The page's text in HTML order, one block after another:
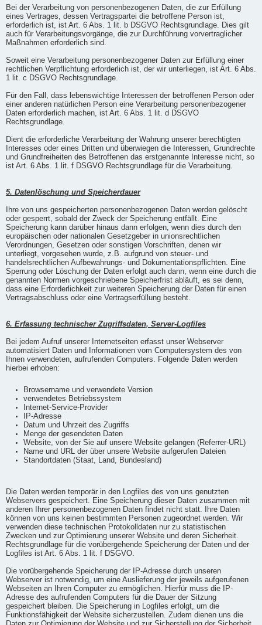
Bei der Verarbeitung von personenbezogenen Daten, die zur Erfüllung
eines Vertrages, dessen Vertragspartei die betroffene Person ist,
erforderlich ist, ist Art. 6 Abs. 1 lit. b DSGVO Rechtsgrundlage. Dies gilt
auch für Verarbeitungsvorgänge, die zur Durchführung vorvertraglicher
Maßnahmen erforderlich sind.
Soweit eine Verarbeitung personenbezogener Daten zur Erfüllung einer
rechtlichen Verpflichtung erforderlich ist, der wir unterliegen, ist Art. 6 Abs.
1 lit. c DSGVO Rechtsgrundlage.
Für den Fall, dass lebenswichtige Interessen der betroffenen Person oder
einer anderen natürlichen Person eine Verarbeitung personenbezogener
Daten erforderlich machen, ist Art. 6 Abs. 1 lit. d DSGVO
Rechtsgrundlage.
Dient die erforderliche Verarbeitung der Wahrung unserer berechtigten
Interesses oder eines Dritten und überwiegen die Interessen, Grundrechte
und Grundfreiheiten des Betroffenen das erstgenannte Interesse nicht, so
ist Art. 6 Abs. 1 lit. f DSGVO Rechtsgrundlage für die Verarbeitung.
5. Datenlöschung und Speicherdauer
Ihre von uns gespeicherten personenbezogenen Daten werden gelöscht
oder gesperrt, sobald der Zweck der Speicherung entfällt. Eine
Speicherung kann darüber hinaus dann erfolgen, wenn dies durch den
europäischen oder nationalen Gesetzgeber in unionsrechtlichen
Verordnungen, Gesetzen oder sonstigen Vorschriften, denen wir
unterliegt, vorgesehen wurde, z.B. aufgrund von steuer- und
handelsrechtlichen Aufbewahrungs- und Dokumentationspflichten. Eine
Sperrung oder Löschung der Daten erfolgt auch dann, wenn eine durch die
genannten Normen vorgeschriebene Speicherfrist abläuft, es sei denn,
dass eine Erforderlichkeit zur weiteren Speicherung der Daten für einen
Vertragsabschluss oder eine Vertragserfüllung besteht.
6. Erfassung technischer Zugriffsdaten, Server-Logfiles
Bei jedem Aufruf unserer Internetseiten erfasst unser Webserver
automatisiert Daten und Informationen vom Computersystem des von
Ihnen verwendeten, aufrufenden Computers. Folgende Daten werden
hierbei erhoben:
Browsername und verwendete Version
verwendetes Betriebssystem
Internet-Service-Provider
IP-Adresse
Datum und Uhrzeit des Zugriffs
Menge der gesendeten Daten
Website, von der Sie auf unsere Website gelangen (Referrer-URL)
Name und URL der über unsere Website aufgerufen Dateien
Standortdaten (Staat, Land, Bundesland)
Die Daten werden temporär in den Logfiles des von uns genutzten
Webservers gespeichert. Eine Speicherung dieser Daten zusammen mit
anderen Ihrer personenbezogenen Daten findet nicht statt. Ihre Daten
können von uns keinen bestimmten Personen zugeordnet werden. Wir
verwenden diese technischen Protokolldaten nur zu statistischen
Zwecken und zur Optimierung unserer Website und deren Sicherheit.
Rechtsgrundlage für die vorübergehende Speicherung der Daten und der
Logfiles ist Art. 6 Abs. 1 lit. f DSGVO.
Die vorübergehende Speicherung der IP-Adresse durch unseren
Webserver ist notwendig, um eine Auslieferung der jeweils aufgerufenen
Webseiten an Ihren Computer zu ermöglichen. Hierfür muss die IP-
Adresse des aufrufenden Computers für die Dauer der Sitzung
gespeichert bleiben. Die Speicherung in Logfiles erfolgt, um die
Funktionsfähigkeit der Website sicherzustellen. Zudem dienen uns die